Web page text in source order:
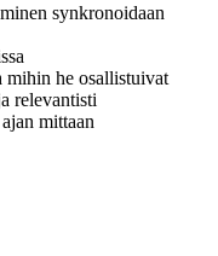
synkronoidaan
he osallistuivat
relevantisti
mittaan